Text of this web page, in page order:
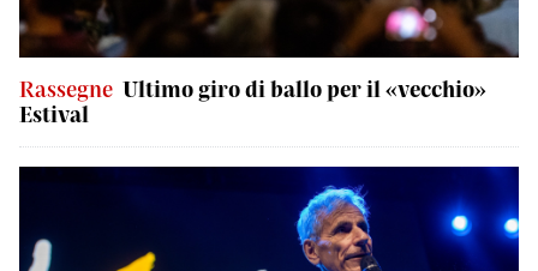
Rassegne Ultimo giro di ballo per il «vecchio»
Estival